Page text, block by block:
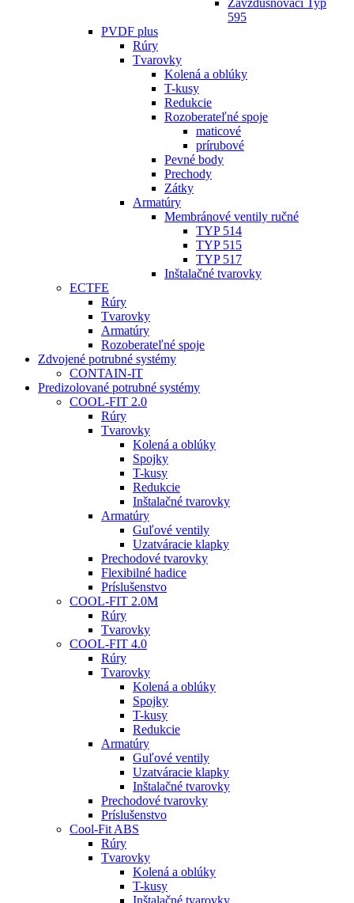
Zavzdušňovací Typ
595
PVDF plus
Rúry
Tvarovky
Kolená a oblúky
T-kusy
Redukcie
Rozoberateľné spoje
maticové
prírubové
Pevné body
Prechody
Zátky
Armatúry
Membránové ventily ručné
TYP 514
TYP 515
TYP 517
Inštalačné tvarovky
ECTFE
Rúry
Tvarovky
Armatúry
Rozoberateľné spoje
Zdvojené potrubné systémy
CONTAIN-IT
Predizolované potrubné systémy
COOL-FIT 2.0
Rúry
Tvarovky
Kolená a oblúky
Spojky
T-kusy
Redukcie
Inštalačné tvarovky
Armatúry
Guľové ventily
Uzatváracie klapky
Prechodové tvarovky
Flexibilné hadice
Príslušenstvo
COOL-FIT 2.0M
Rúry
Tvarovky
COOL-FIT 4.0
Rúry
Tvarovky
Kolená a oblúky
Spojky
T-kusy
Redukcie
Armatúry
Guľové ventily
Uzatváracie klapky
Inštalačné tvarovky
Prechodové tvarovky
Príslušenstvo
Cool-Fit ABS
Rúry
Tvarovky
Kolená a oblúky
T-kusy
Inštalačné tvarovky